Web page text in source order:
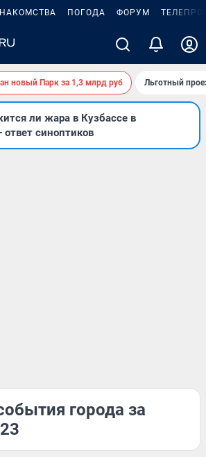
ПОГОДА ФОРУМ
новый Парк за 1,3 млрд руб Льготный
ли жара в Кузбассе в
синоптиков
города за